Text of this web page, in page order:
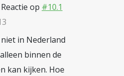
op #10.1
in Nederland
binnen de
kan kijken. Hoe